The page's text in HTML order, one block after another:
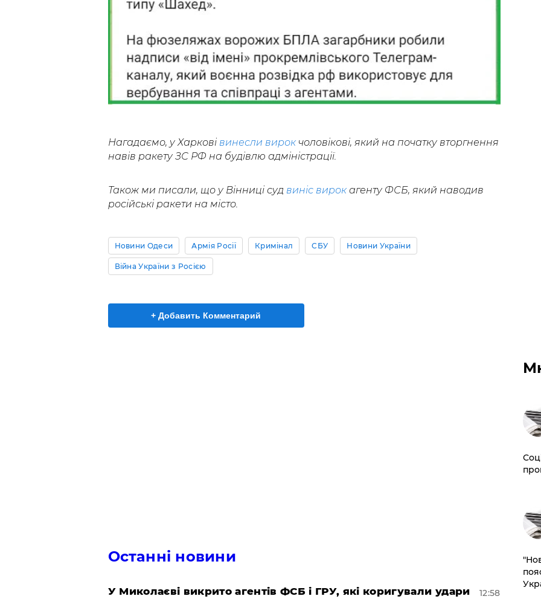
Нагадаємо, у Харкові винесли вирокчоловікові, який на початку вторгнення
навів ракету ЗС РФ на будівлю адміністрації.
Також ми писали, що у Вінниці суд виніс вирокагенту ФСБ, який наводив
російські ракети на місто.
Новини Одеси Армія Росії Кримінал СБУ Новини України
Війна України з Росією
+ Добавить Комментарий
Останні новини
У Миколаєві викрито агентів ФСБ і ГРУ, які коригували удари
12:58